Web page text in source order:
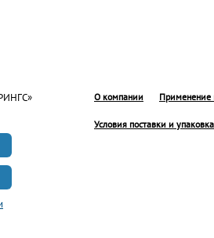
О компании Применение
Условия поставки и упаковка